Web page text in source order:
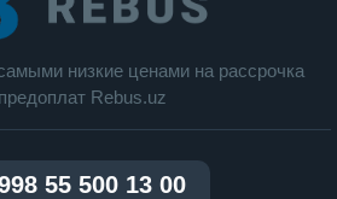
измерение пульса ,
кислорода в крови ,
тела
низкие ценами на рассрочка
Rebus.uz
55 500 13 00